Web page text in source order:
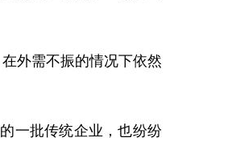
外需不振的情况下依然
一批传统企业，也纷纷